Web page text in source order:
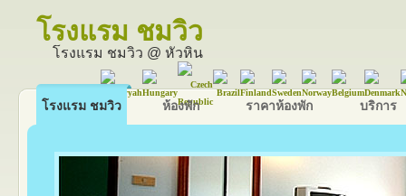
โรงแรม ชมวิว
โรงแรม ชมวิว @ หัวหิน
โรงแรม ชมวิว ห้องพัก ราคาห้องพัก บริการ